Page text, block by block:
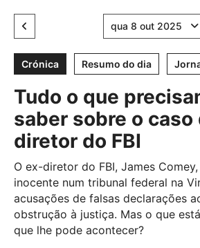
qua 8 out 2025
Crónica Resumo do dia
Tudo o que
saber sobre o caso
diretor do FBI
O ex-diretor do FBI, James
inocente num tribunal federal na
acusações de falsas declarações
obstrução à justiça. Mas o que
que lhe pode acontecer?